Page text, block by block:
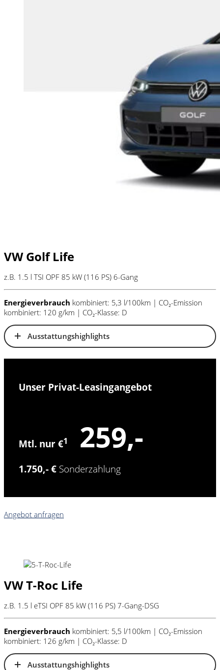
VW Golf Life
z.B. 1.5 l TSI OPF 85 kW (116 PS) 6-Gang
Energieverbrauch kombiniert: 5,3 l/100km | CO₂-Emission
kombiniert: 120 g/km | CO₂-Klasse: D
Ausstattungshighlights
Unser Privat-Leasingangebot
Mtl. nur €1 259,-
1.750,- € Sonderzahlung
Angebot anfragen
VW T-Roc Life
z.B. 1.5 l eTSI OPF 85 kW (116 PS) 7-Gang-DSG
Energieverbrauch kombiniert: 5,5 l/100km | CO₂-Emission
kombiniert: 126 g/km | CO₂-Klasse: D
Ausstattungshighlights